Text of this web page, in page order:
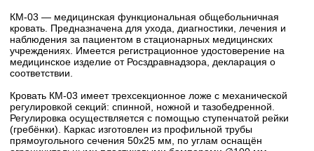
КМ-03 — медицинская функциональная общебольничная
кровать. Предназначена для ухода, диагностики, лечения и
наблюдения за пациентом в стационарных медицинских
учреждениях. Имеется регистрационное удостоверение на
медицинское изделие от Росздравнадзора, декларация о
соответствии.
Кровать КМ-03 имеет трехсекционное ложе с механической
регулировкой секций: спинной, ножной и тазобедренной.
Регулировка осуществляется с помощью ступенчатой рейки
(гребёнки). Каркас изготовлен из профильной трубы
прямоугольного сечения 50х25 мм, по углам оснащён